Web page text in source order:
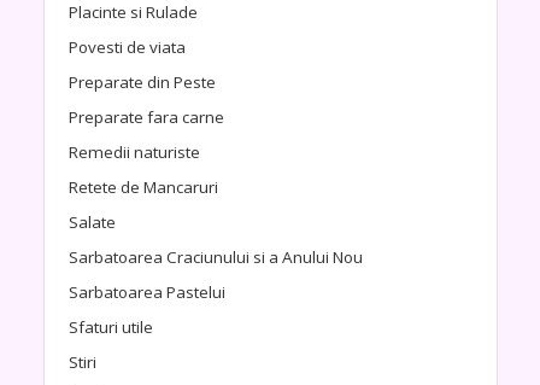
Placinte si Rulade
Povesti de viata
Preparate din Peste
Preparate fara carne
Remedii naturiste
Retete de Mancaruri
Salate
Sarbatoarea Craciunului si a Anului Nou
Sarbatoarea Pastelui
Sfaturi utile
Stiri